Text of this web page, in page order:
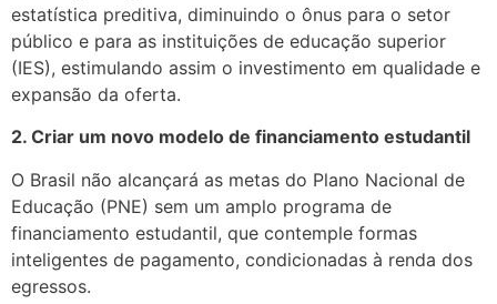
estatística preditiva, diminuindo o ônus para o setor
público e para as instituições de educação superior
(IES), estimulando assim o investimento em qualidade e
expansão da oferta.
2. Criar um novo modelo de financiamento estudantil
O Brasil não alcançará as metas do Plano Nacional de
Educação (PNE) sem um amplo programa de
financiamento estudantil, que contemple formas
inteligentes de pagamento, condicionadas à renda dos
egressos.